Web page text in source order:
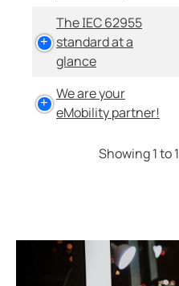
The IEC 62955
standard at a
glance
We are your
eMobility partner!
Showing 1 to